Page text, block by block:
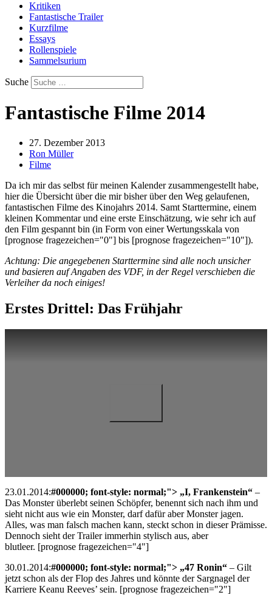
Kritiken
Fantastische Trailer
Kurzfilme
Essays
Rollenspiele
Sammelsurium
Suche
Fantastische Filme 2014
27. Dezember 2013
Ron Müller
Filme
Da ich mir das selbst für meinen Kalender zusammengestellt habe,
hier die Übersicht über die mir bisher über den Weg gelaufenen,
fantastischen Filme des Kinojahrs 2014. Samt Starttermine, einem
kleinen Kommentar und eine erste Einschätzung, wie sehr ich auf
den Film gespannt bin (in Form von einer Wertungsskala von
[prognose fragezeichen="0"] bis [prognose fragezeichen="10"]).
Achtung: Die angegebenen Starttermine sind alle noch unsicher
und basieren auf Angaben des VDF, in der Regel verschieben die
Verleiher da noch einiges!
Erstes Drittel: Das Frühjahr
23.01.2014:#000000; font-style: normal;"> „I, Frankenstein“ –
Das Monster überlebt seinen Schöpfer, benennt sich nach ihm und
sieht nicht aus wie ein Monster, darf dafür aber Monster jagen.
Alles, was man falsch machen kann, steckt schon in dieser Prämisse.
Dennoch sieht der Trailer immerhin stylisch aus, aber
blutleer. [prognose fragezeichen="4"]
30.01.2014:#000000; font-style: normal;"> „47 Ronin“ – Gilt
jetzt schon als der Flop des Jahres und könnte der Sargnagel der
Karriere Keanu Reeves’ sein. [prognose fragezeichen="2"]